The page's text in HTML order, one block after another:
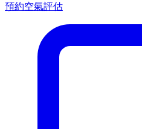
預約空氣評估